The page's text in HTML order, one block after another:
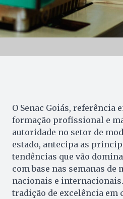
O Senac Goiás, referência
formação profissional e
autoridade no setor de
estado, antecipa as
tendências que vão
com base nas semanas de
nacionais e
tradição de excelência em